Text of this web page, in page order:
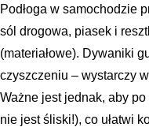
Podłoga w samochodzie
sól drogowa, piasek i
(materiałowe). Dywaniki
czyszczeniu – wystarczy
Ważne jest jednak, aby
nie jest śliski!), co ułatwi